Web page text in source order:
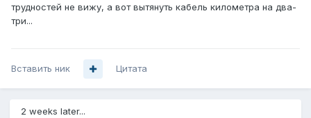
трудностей не вижу, а вот вытянуть кабель километра на два-
три...
Вставить ник Цитата
2 weeks later...